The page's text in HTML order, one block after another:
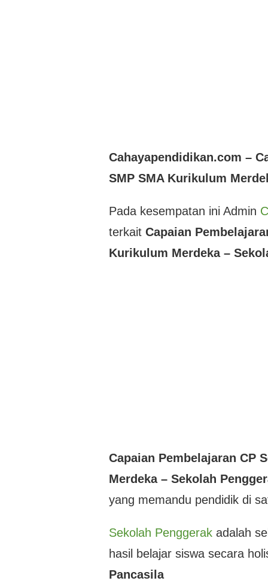
Cahayapendidikan.com –
SMP SMA Kurikulum
Pada kesempatan ini Admin
terkait Capaian
Kurikulum Merdeka –
Capaian Pembelajaran CP
Merdeka – Sekolah
yang memandu pendidik di
Sekolah Penggerak adalah
hasil belajar siswa secara
Pancasila